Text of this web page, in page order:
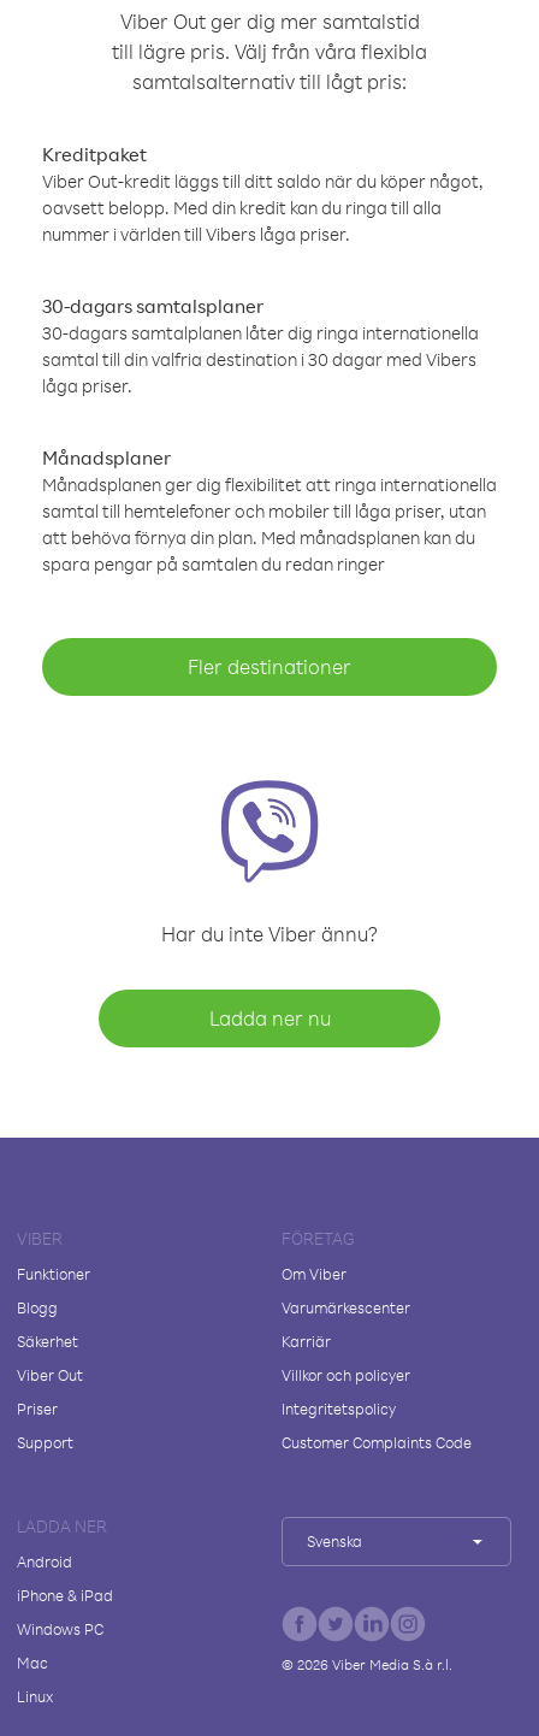
Viber Out ger dig mer samtalstid
till lägre pris. Välj från våra flexibla
samtalsalternativ till lågt pris:
Kreditpaket
Viber Out-kredit läggs till ditt saldo när du köper något,
oavsett belopp. Med din kredit kan du ringa till alla
nummer i världen till Vibers låga priser.
30-dagars samtalsplaner
30-dagars samtalplanen låter dig ringa internationella
samtal till din valfria destination i 30 dagar med Vibers
låga priser.
Månadsplaner
Månadsplanen ger dig flexibilitet att ringa internationella
samtal till hemtelefoner och mobiler till låga priser, utan
att behöva förnya din plan. Med månadsplanen kan du
spara pengar på samtalen du redan ringer
Fler destinationer
Har du inte Viber ännu?
Ladda ner nu
VIBER
Funktioner
Blogg
Säkerhet
Viber Out
Priser
Support
FÖRETAG
Om Viber
Varumärkescenter
Karriär
Villkor och policyer
Integritetspolicy
Customer Complaints Code
LADDA NER
Android
iPhone & iPad
Windows PC
Mac
Linux
Svenska
© 2026Viber Media S.à r.l.